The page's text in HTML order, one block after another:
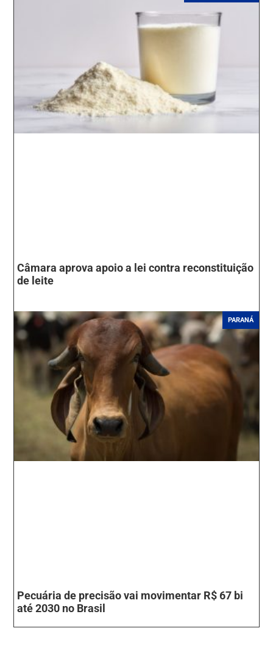
Câmara aprova apoio a lei contra reconstituição
de leite
PARANÁ
Pecuária de precisão vai movimentar R$ 67 bi
até 2030 no Brasil